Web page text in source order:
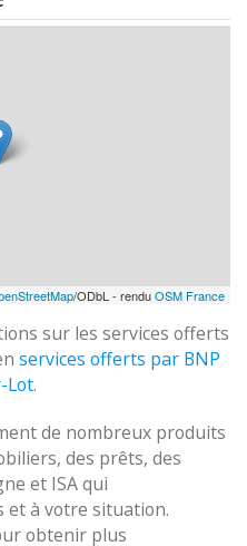
/ODbL - renduOSM France
sur les services offerts
services offerts par BNP
Lot.
de nombreux produits
des prêts, des
et ISA qui
et à votre situation.
obtenir plus